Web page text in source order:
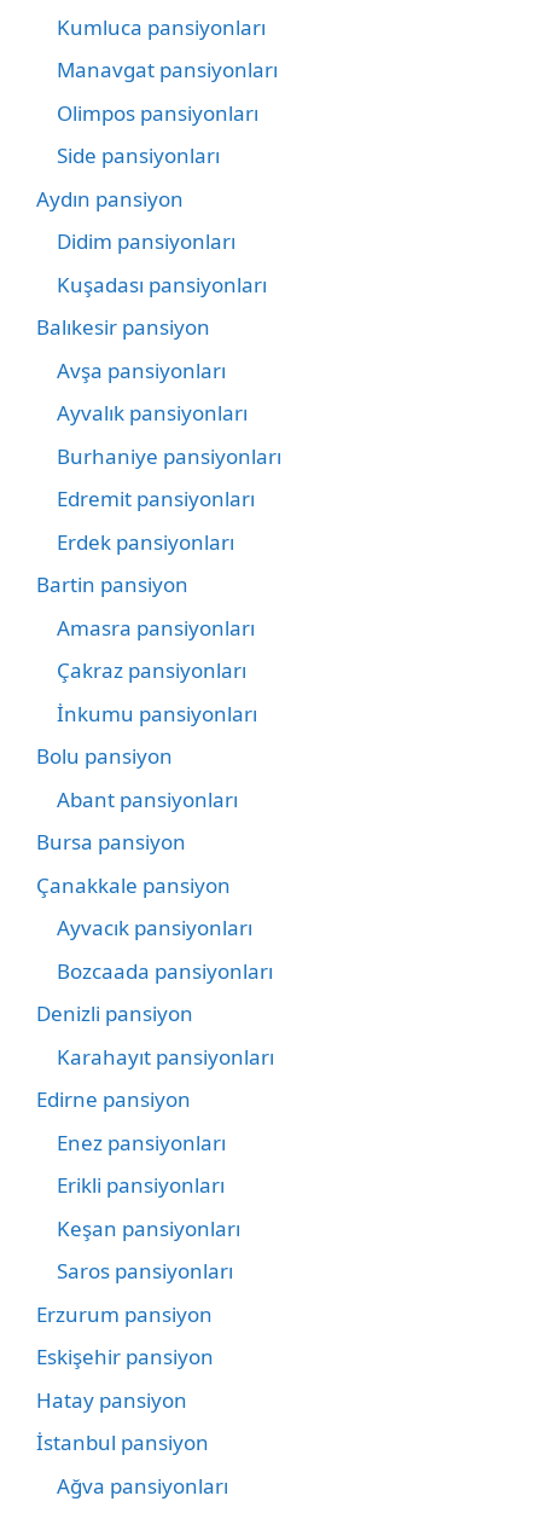
Kumluca pansiyonları
Manavgat pansiyonları
Olimpos pansiyonları
Side pansiyonları
Aydın pansiyon
Didim pansiyonları
Kuşadası pansiyonları
Balıkesir pansiyon
Avşa pansiyonları
Ayvalık pansiyonları
Burhaniye pansiyonları
Edremit pansiyonları
Erdek pansiyonları
Bartin pansiyon
Amasra pansiyonları
Çakraz pansiyonları
İnkumu pansiyonları
Bolu pansiyon
Abant pansiyonları
Bursa pansiyon
Çanakkale pansiyon
Ayvacık pansiyonları
Bozcaada pansiyonları
Denizli pansiyon
Karahayıt pansiyonları
Edirne pansiyon
Enez pansiyonları
Erikli pansiyonları
Keşan pansiyonları
Saros pansiyonları
Erzurum pansiyon
Eskişehir pansiyon
Hatay pansiyon
İstanbul pansiyon
Ağva pansiyonları